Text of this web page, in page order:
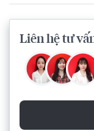
Liên hệ tư